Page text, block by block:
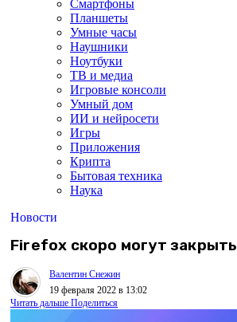
Смартфоны
Планшеты
Умные часы
Наушники
Ноутбуки
ТВ и медиа
Игровые консоли
Умный дом
ИИ и нейросети
Игры
Приложения
Крипта
Бытовая техника
Наука
Новости
Firefox скоро могут закрыть
Валентин Снежин
19 февраля 2022 в 13:02
Читать дальше Поделиться